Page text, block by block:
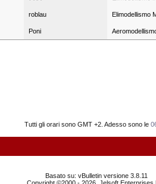
roblau Elimodellismo
Poni
Tutti gli orari sono GMT +2. Adesso sono le
Basato su: vBulletin versione 3.8.11